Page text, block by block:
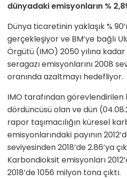
dünyadaki emisyonların %
Dünya ticaretinin yaklaşık %
gerçekleşiyor ve BM’ye bağlı
Örgütü (IMO) 2050 yılına
seragazı emisyonlarını 2008
oranında azaltmayı hedefliyor.
IMO tarafından görevlendirilen
dördüncüsü olan ve dün
rapor taşımacılığın küresel
emisyonlarındaki payının
seviyesinden 2018’de 2.86’ya
Karbondioksit emisyonları
2018’de 1056 milyon tona çıktı.